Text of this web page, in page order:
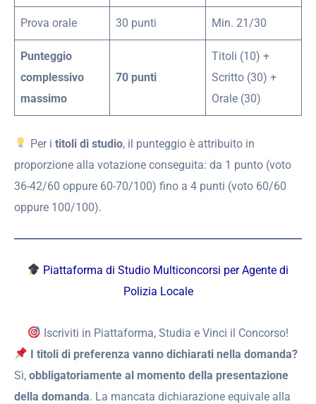
Prova orale 30 punti Min. 21/30
Punteggio
complessivo
massimo
70 punti
Titoli (10) +
Scritto (30) +
Orale (30)
Per i titoli di studio, il punteggio è attribuito in
proporzione alla votazione conseguita: da 1 punto (voto
36-42/60 oppure 60-70/100) fino a 4 punti (voto 60/60
oppure 100/100).
Piattaforma di Studio Multiconcorsi per Agente di
Polizia Locale
Iscriviti in Piattaforma, Studia e Vinci il Concorso!
I titoli di preferenza vanno dichiarati nella domanda?
Sì, obbligatoriamente al momento della presentazione
della domanda. La mancata dichiarazione equivale alla